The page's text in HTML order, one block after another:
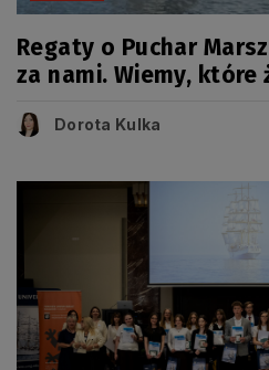
Regaty o Puchar
za nami. Wiemy,
Dorota Kulka